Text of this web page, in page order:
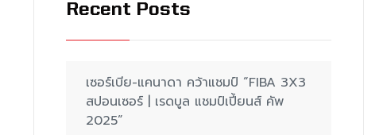
Recent Posts
เซอร์เบีย-แคนาดา คว้าแชมป์ “FIBA 3X3
สปอนเซอร์ | เรดบูล แชมป์เปี้ยนส์ คัพ
2025”